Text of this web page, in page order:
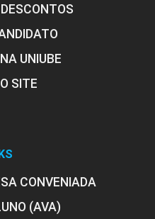
UNIUBE
SITE
CONVENIADA
(AVA)